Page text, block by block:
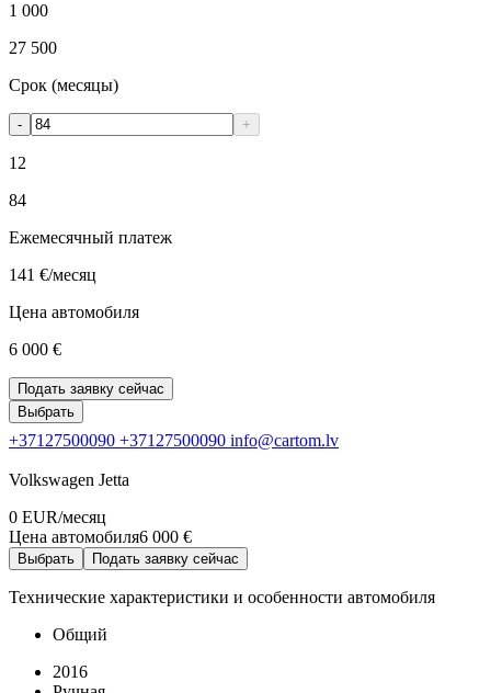
1 000
27 500
Срок (месяцы)
- +
12
84
Ежемесячный платеж
141 €/месяц
Цена автомобиля
6 000 €
Подать заявку сейчас
Выбрать
+37127500090 +37127500090 info@cartom.lv
Volkswagen Jetta
0 EUR/месяц
Цена автомобиля6 000 €
Выбрать Подать заявку сейчас
Технические характеристики и особенности автомобиля
Общий
2016